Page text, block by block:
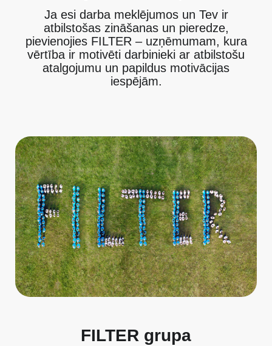
Ja esi darba meklējumos un Tev ir
atbilstošas zināšanas un pieredze,
pievienojies FILTER – uzņēmumam, kura
vērtība ir motivēti darbinieki ar atbilstošu
atalgojumu un papildus motivācijas
iespējām.
FILTER grupa